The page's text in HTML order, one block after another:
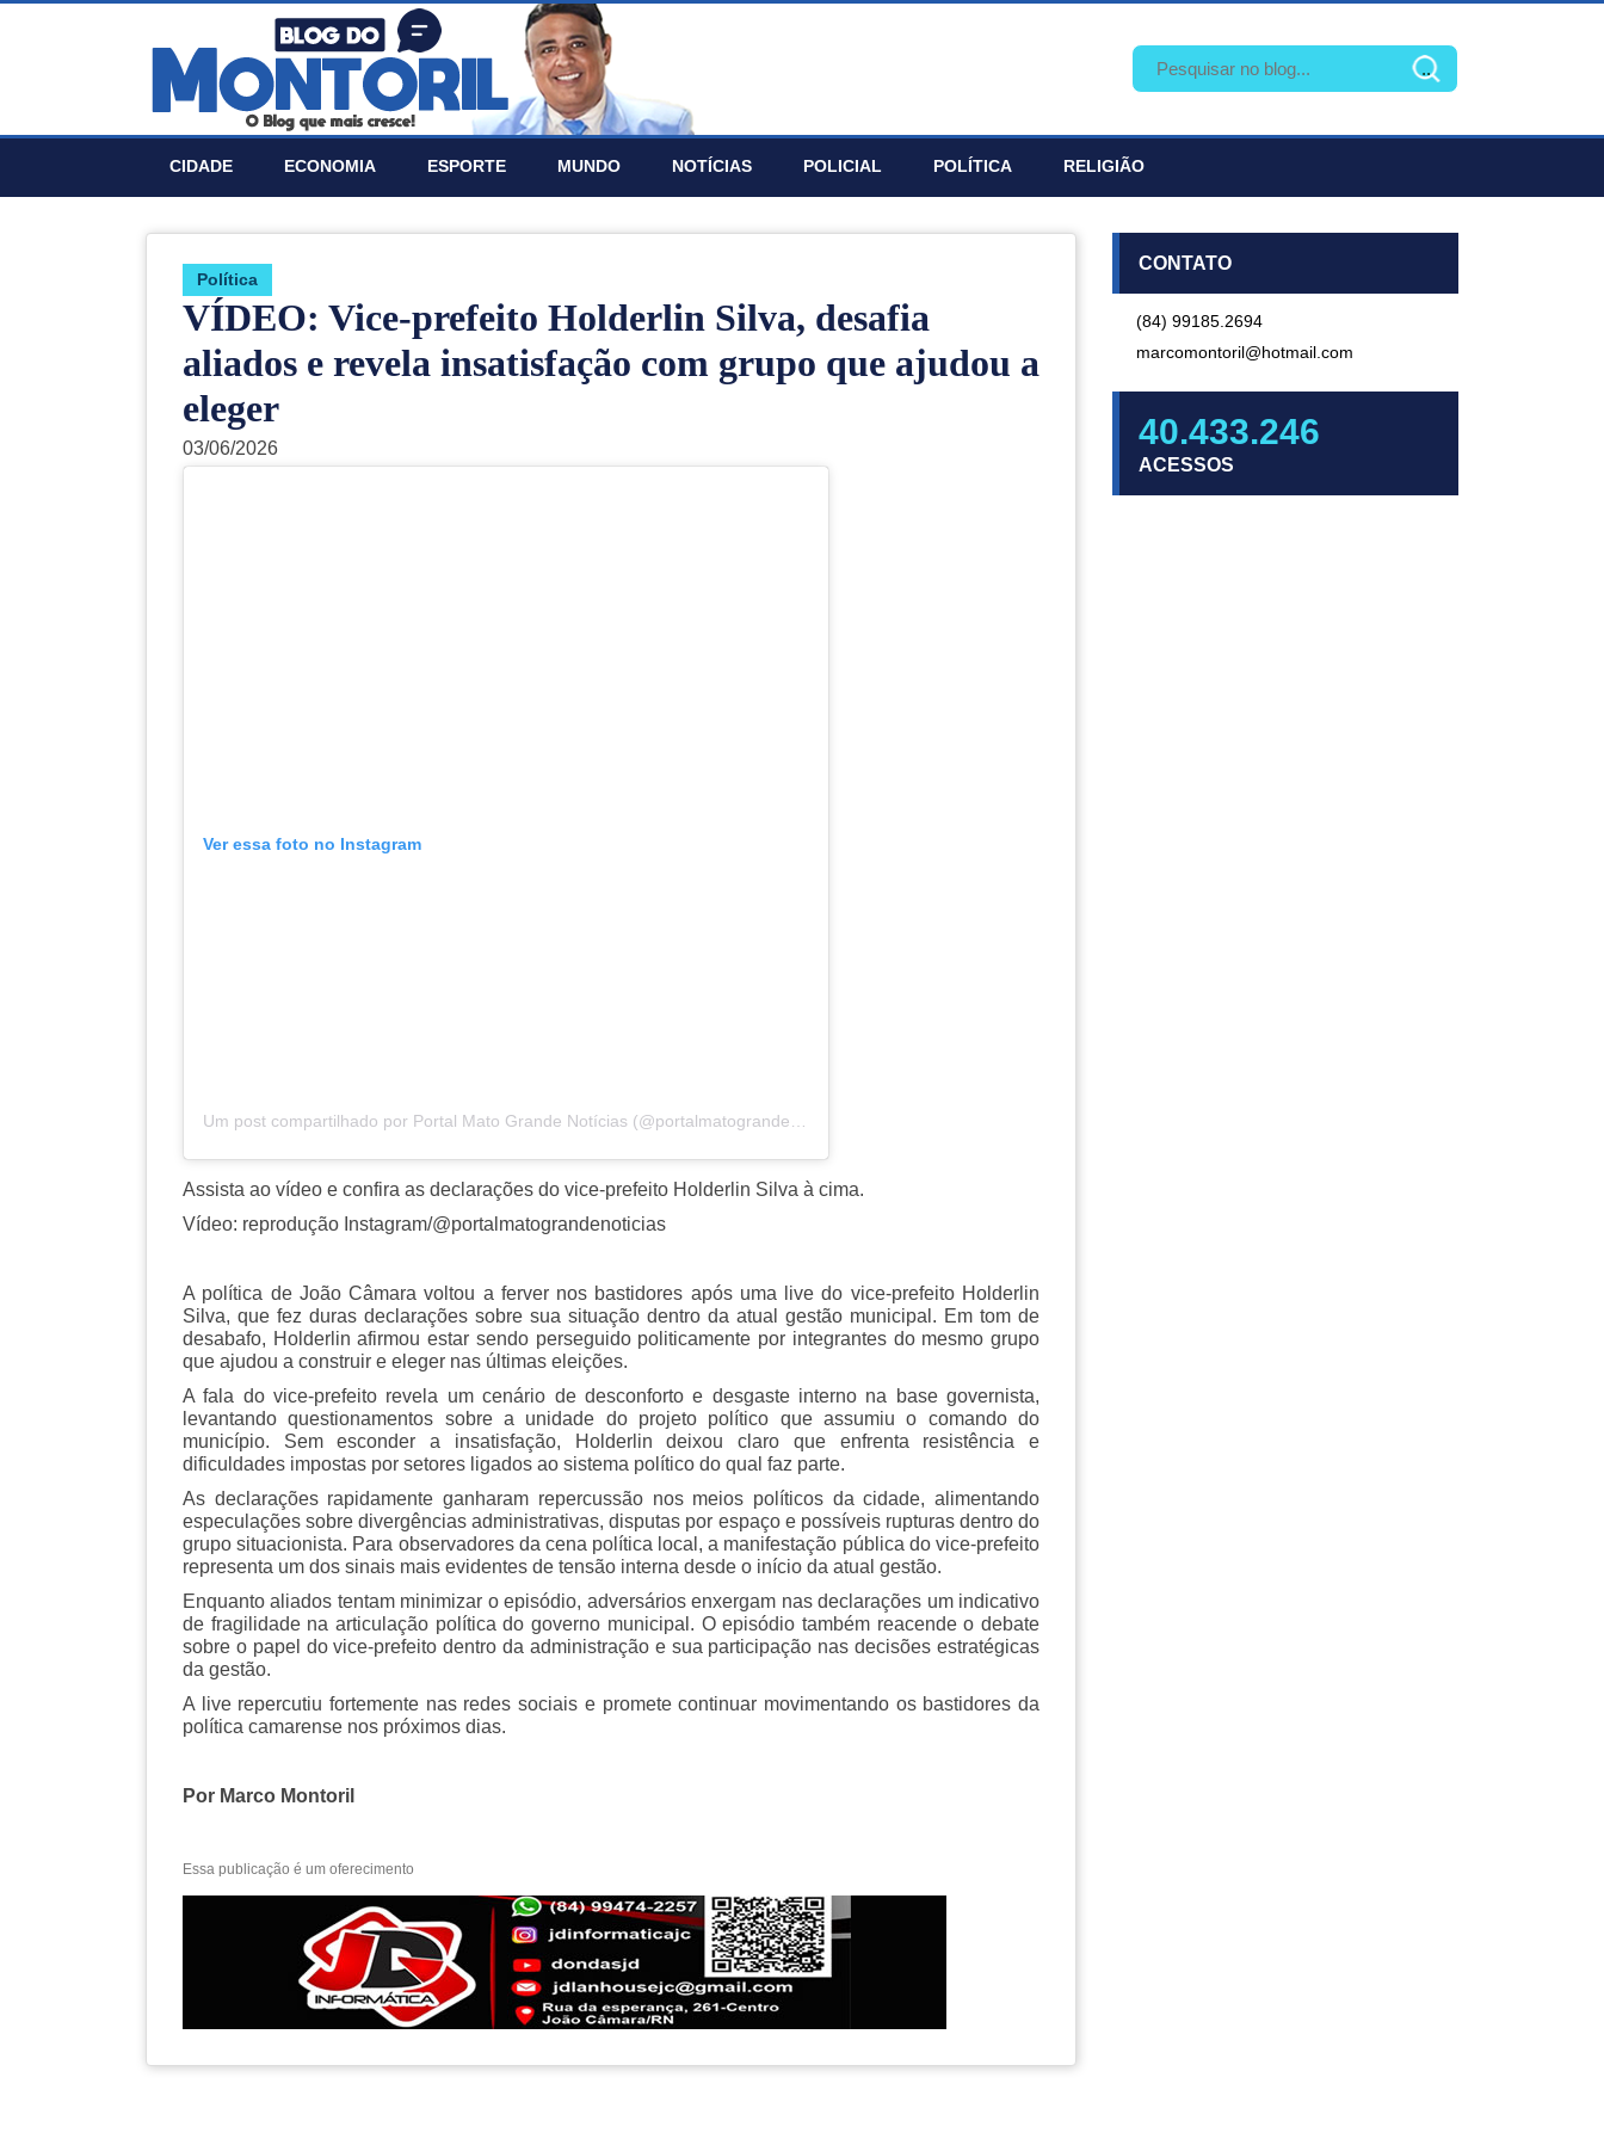
CIDADE ECONOMIA ESPORTE MUNDO NOTÍ­CIAS POLICIAL POLÍTICA RELIGIÃO
Política
VÍDEO: Vice-prefeito Holderlin Silva, desafia
aliados e revela insatisfação com grupo que ajudou a
eleger
03/06/2026
Ver essa foto no Instagram
Assista ao vídeo e confira as declarações do vice-prefeito Holderlin Silva à cima.
Vídeo: reprodução Instagram/@portalmatograndenoticias
A política de João Câmara voltou a ferver nos bastidores após uma live do vice-prefeito Holderlin
Silva, que fez duras declarações sobre sua situação dentro da atual gestão municipal. Em tom de
desabafo, Holderlin afirmou estar sendo perseguido politicamente por integrantes do mesmo grupo
que ajudou a construir e eleger nas últimas eleições.
A fala do vice-prefeito revela um cenário de desconforto e desgaste interno na base governista,
levantando questionamentos sobre a unidade do projeto político que assumiu o comando do
município. Sem esconder a insatisfação, Holderlin deixou claro que enfrenta resistência e
dificuldades impostas por setores ligados ao sistema político do qual faz parte.
As declarações rapidamente ganharam repercussão nos meios políticos da cidade, alimentando
especulações sobre divergências administrativas, disputas por espaço e possíveis rupturas dentro do
grupo situacionista. Para observadores da cena política local, a manifestação pública do vice-prefeito
representa um dos sinais mais evidentes de tensão interna desde o início da atual gestão.
Enquanto aliados tentam minimizar o episódio, adversários enxergam nas declarações um indicativo
de fragilidade na articulação política do governo municipal. O episódio também reacende o debate
sobre o papel do vice-prefeito dentro da administração e sua participação nas decisões estratégicas
da gestão.
A live repercutiu fortemente nas redes sociais e promete continuar movimentando os bastidores da
política camarense nos próximos dias.
Por Marco Montoril
Essa publicação é um oferecimento
CONTATO
(84) 99185.2694
marcomontoril@hotmail.com
40.433.246
ACESSOS